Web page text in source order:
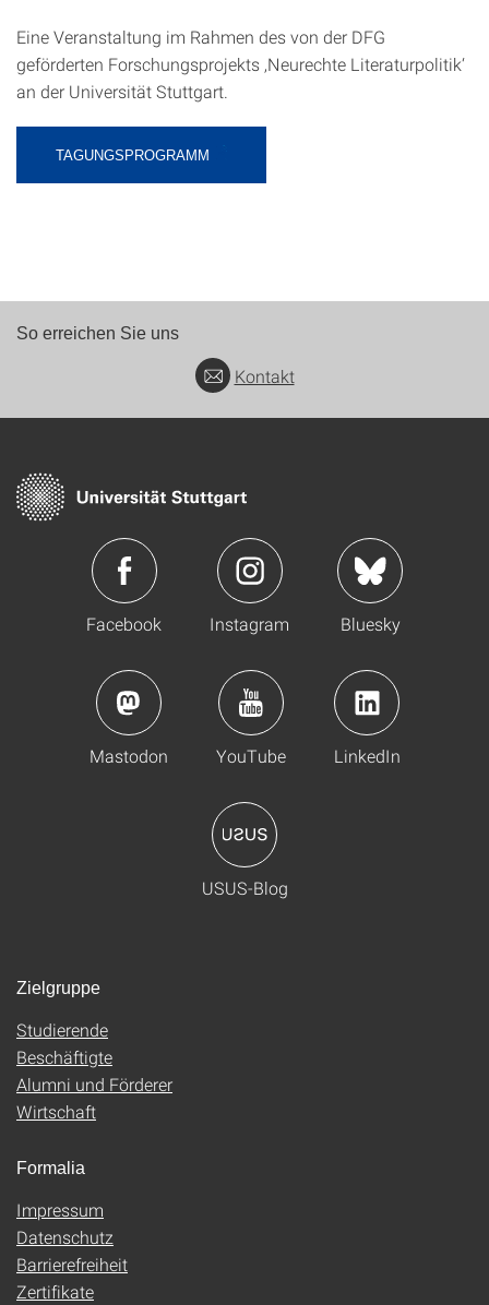
Eine Veranstaltung im Rahmen des von der DFG
geförderten Forschungsprojekts ‚Neurechte Literaturpolitik‘
an der Universität Stuttgart.
TAGUNGSPROGRAMM
So erreichen Sie uns
Kontakt
Facebook Instagram Bluesky
Mastodon YouTube LinkedIn
USUS-Blog
Zielgruppe
Studierende
Beschäftigte
Alumni und Förderer
Wirtschaft
Formalia
Impressum
Datenschutz
Barrierefreiheit
Zertifikate